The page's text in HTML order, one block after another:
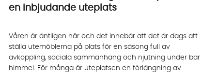
en inbjudande uteplats
Våren är äntligen här och det innebär att det är dags att
ställa utemöblerna på plats för en säsong full av
avkoppling, sociala sammanhang och njutning under bar
himmel. För många är uteplatsen en förlängning av